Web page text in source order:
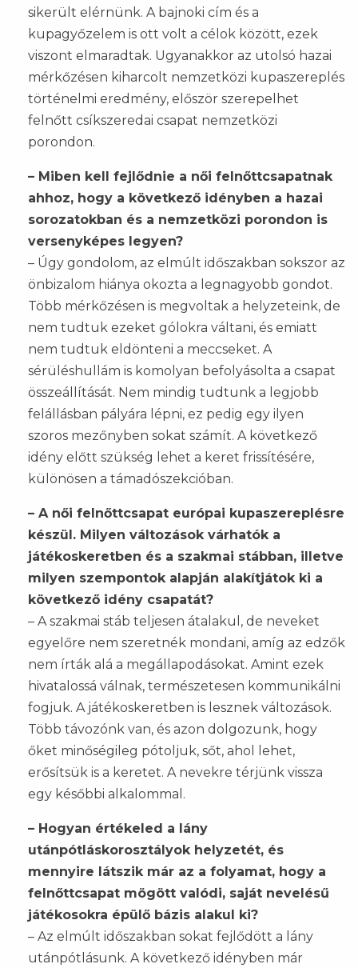
sikerült elérnünk. A bajnoki cím és a
kupagyőzelem is ott volt a célok között, ezek
viszont elmaradtak. Ugyanakkor az utolsó hazai
mérkőzésen kiharcolt nemzetközi kupaszereplés
történelmi eredmény, először szerepelhet
felnőtt csíkszeredai csapat nemzetközi
porondon.
– Miben kell fejlődnie a női felnőttcsapatnak
ahhoz, hogy a következő idényben a hazai
sorozatokban és a nemzetközi porondon is
versenyképes legyen?
– Úgy gondolom, az elmúlt időszakban sokszor az
önbizalom hiánya okozta a legnagyobb gondot.
Több mérkőzésen is megvoltak a helyzeteink, de
nem tudtuk ezeket gólokra váltani, és emiatt
nem tudtuk eldönteni a meccseket. A
sérüléshullám is komolyan befolyásolta a csapat
összeállítását. Nem mindig tudtunk a legjobb
felállásban pályára lépni, ez pedig egy ilyen
szoros mezőnyben sokat számít. A következő
idény előtt szükség lehet a keret frissítésére,
különösen a támadószekcióban.
– A női felnőttcsapat európai kupaszereplésre
készül. Milyen változások várhatók a
játékoskeretben és a szakmai stábban, illetve
milyen szempontok alapján alakítjátok ki a
következő idény csapatát?
– A szakmai stáb teljesen átalakul, de neveket
egyelőre nem szeretnék mondani, amíg az edzők
nem írták alá a megállapodásokat. Amint ezek
hivatalossá válnak, természetesen kommunikálni
fogjuk. A játékoskeretben is lesznek változások.
Több távozónk van, és azon dolgozunk, hogy
őket minőségileg pótoljuk, sőt, ahol lehet,
erősítsük is a keretet. A nevekre térjünk vissza
egy későbbi alkalommal.
– Hogyan értékeled a lány
utánpótláskorosztályok helyzetét, és
mennyire látszik már az a folyamat, hogy a
felnőttcsapat mögött valódi, saját nevelésű
játékosokra épülő bázis alakul ki?
– Az elmúlt időszakban sokat fejlődött a lány
utánpótlásunk. A következő idényben már